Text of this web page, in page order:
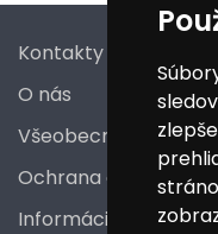
Kontakty
O nás
Všeobecné
Ochrana osobných
Informácie a